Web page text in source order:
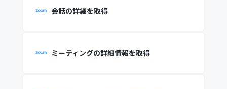
会話の詳細を取得
ミーティングの詳細情報を取得